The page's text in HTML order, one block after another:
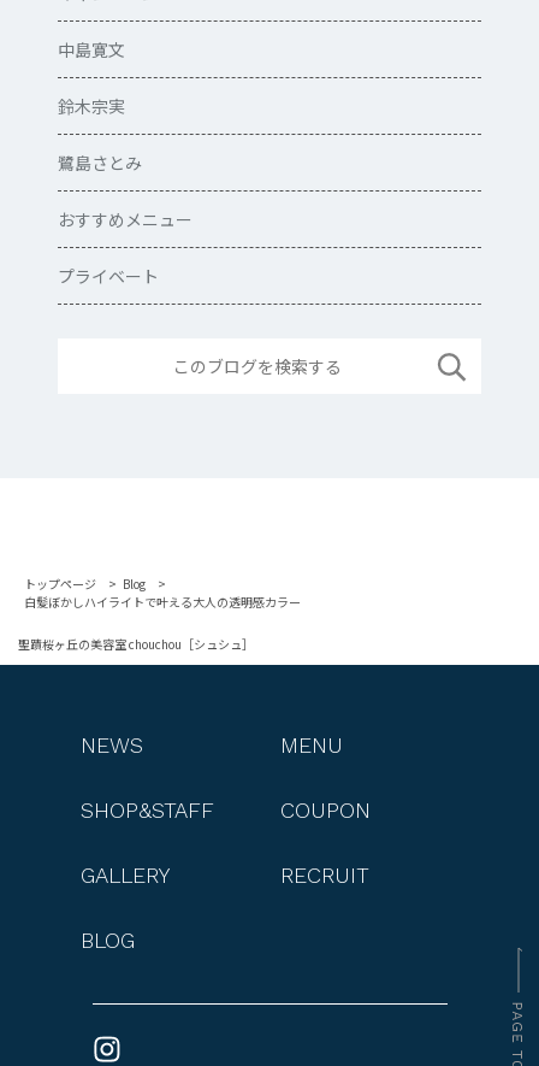
中島寛文
鈴木宗実
鷺島さとみ
おすすめメニュー
プライベート
トップページ
Blog
白髪ぼかしハイライトで叶える大人の透明感カラー
聖蹟桜ヶ丘の美容室 chouchou［シュシュ］
NEWS MENU
SHOP&STAFF COUPON
GALLERY RECRUIT
BLOG